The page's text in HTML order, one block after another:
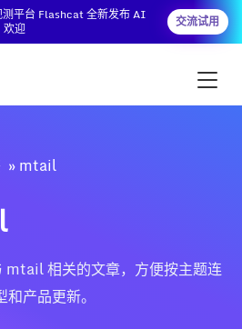
测平台 Flashcat 全新发布 AI
欢迎
交流试用
mtail
相关的文章，方便按主题连
产品更新。